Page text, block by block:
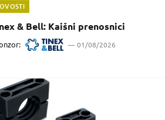
& Bell: Kaišni prenosnici
01/08/2026